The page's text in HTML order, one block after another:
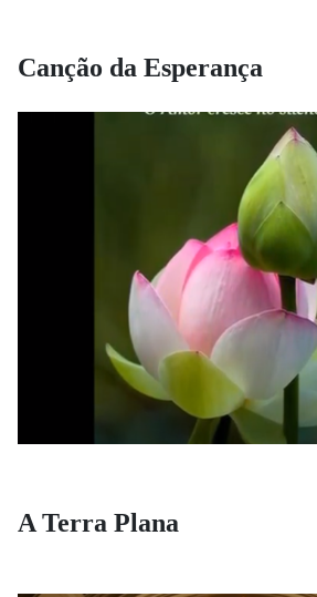
Canção da Esperança
A Terra Plana